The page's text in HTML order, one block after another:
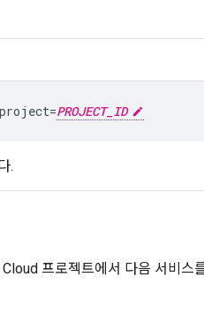
=PROJECT_ID
.
프로젝트에서 다음 서비스